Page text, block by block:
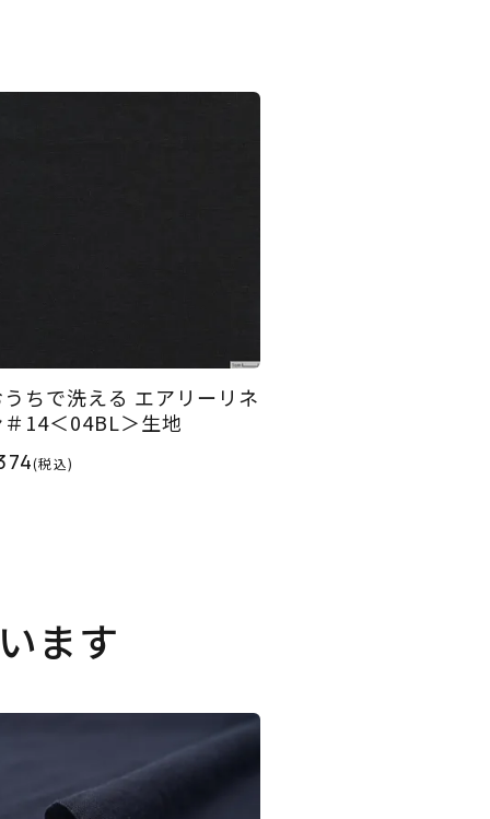
うちで洗える エアリーリネ
＃14＜04BL＞生地
(税込)
ます